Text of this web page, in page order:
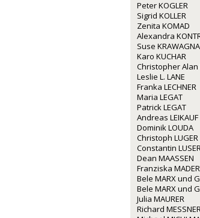
Peter KOGLER
Sigrid KOLLER
Zenita KOMAD
Alexandra
Suse KRAWAGNA
Karo KUCHAR
Christopher Alan
Leslie L. LANE
Franka LECHNER
Maria LEGAT
Patrick LEGAT
Andreas LEIKAUF
Dominik LOUDA
Christoph LUGER
Constantin
Dean MAASSEN
Franziska
Bele MARX und
Bele MARX und
Julia MAURER
Richard